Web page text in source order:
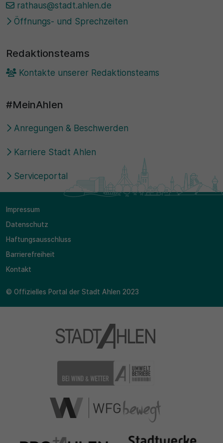
rathaus@stadt.ahlen.de
Öffnungs- und Sprechzeiten
Redaktionsteams
Kontakte unserer Redaktionsteams
#MeinAhlen
Anregungen & Beschwerden
Karriere Stadt Ahlen
Serviceportal
Impressum
Datenschutz
Haftungsausschluss
Barrierefreiheit
Kontakt
© Offizielles Portal der Stadt Ahlen 2023